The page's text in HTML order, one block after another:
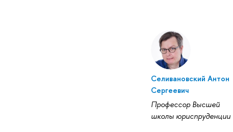
Селивановский Антон
Сергеевич
Профессор Высшей
школы юриспруденции